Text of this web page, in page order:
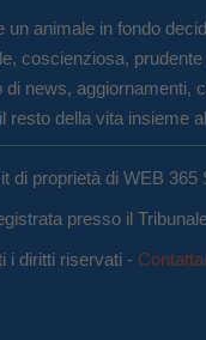
animale in fondo
coscienziosa,
news, aggiornamenti,
resto della vita insieme
di proprietà di WEB
presso il
i diritti riservati -